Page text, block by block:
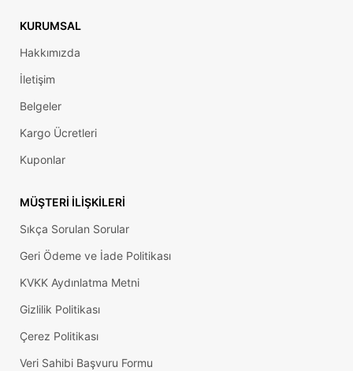
KURUMSAL
Hakkımızda
İletişim
Belgeler
Kargo Ücretleri
Kuponlar
MÜŞTERI İLIŞKILERI
Sıkça Sorulan Sorular
Geri Ödeme ve İade Politikası
KVKK Aydınlatma Metni
Gizlilik Politikası
Çerez Politikası
Veri Sahibi Başvuru Formu